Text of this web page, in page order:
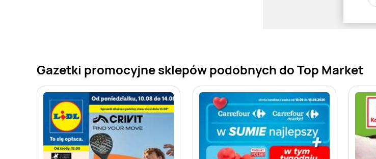
Gazetki promocyjne sklepów podobnych do Top Market